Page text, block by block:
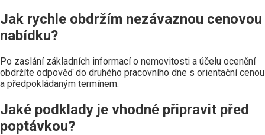
Jak rychle obdržím nezávaznou cenovou
nabídku?
Po zaslání základních informací o nemovitosti a účelu ocenění
obdržíte odpověď do druhého pracovního dne s orientační cenou
a předpokládaným termínem.
Jaké podklady je vhodné připravit před
poptávkou?